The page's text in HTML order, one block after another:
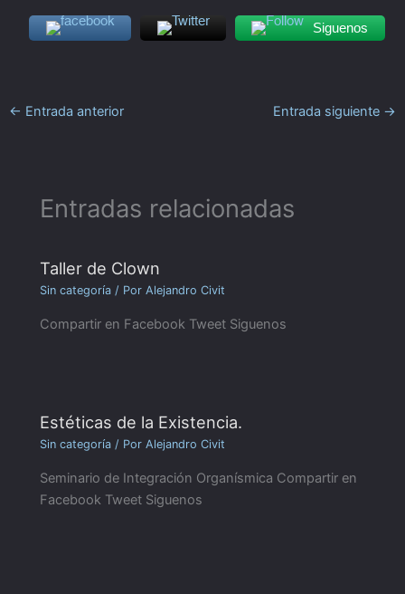
Siguenos
← Entrada anterior Entrada siguiente →
Entradas relacionadas
Taller de Clown
Sin categoría / PorAlejandro Civit
Compartir en Facebook Tweet Siguenos
Estéticas de la Existencia.
Sin categoría / PorAlejandro Civit
Seminario de Integración Organísmica Compartir en
Facebook Tweet Siguenos